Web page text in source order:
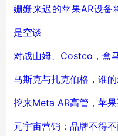
姗姗来迟的苹果AR设备
是空谈
对战山姆、Costco，盒
马斯克与扎克伯格，谁
挖来Meta AR高管，苹
元宇宙营销：品牌不得